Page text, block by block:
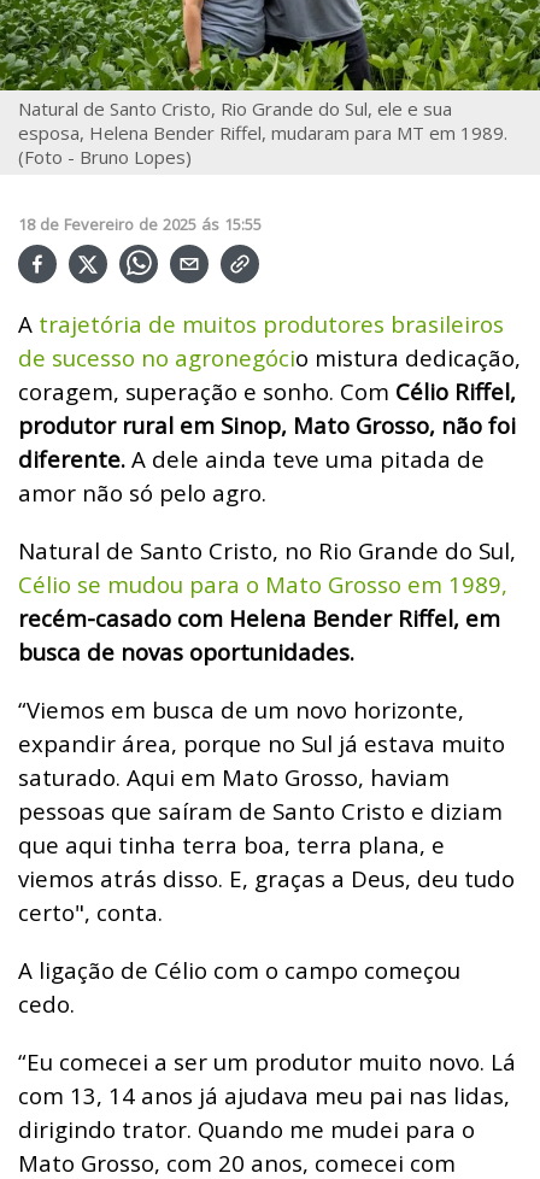
Natural de Santo Cristo, Rio Grande do Sul, ele e sua
esposa, Helena Bender Riffel, mudaram para MT em 1989.
(Foto - Bruno Lopes)
18 de Fevereiro de 2025 ás 15:55
A trajetória de muitos produtores brasileiros
de sucesso no agronegócio mistura dedicação,
coragem, superação e sonho. Com Célio Riffel,
produtor rural em Sinop, Mato Grosso, não foi
diferente. A dele ainda teve uma pitada de
amor não só pelo agro.
Natural de Santo Cristo, no Rio Grande do Sul,
Célio se mudou para o Mato Grosso em 1989,
recém-casado com Helena Bender Riffel, em
busca de novas oportunidades.
“Viemos em busca de um novo horizonte,
expandir área, porque no Sul já estava muito
saturado. Aqui em Mato Grosso, haviam
pessoas que saíram de Santo Cristo e diziam
que aqui tinha terra boa, terra plana, e
viemos atrás disso. E, graças a Deus, deu tudo
certo", conta.
A ligação de Célio com o campo começou
cedo.
“Eu comecei a ser um produtor muito novo. Lá
com 13, 14 anos já ajudava meu pai nas lidas,
dirigindo trator. Quando me mudei para o
Mato Grosso, com 20 anos, comecei com